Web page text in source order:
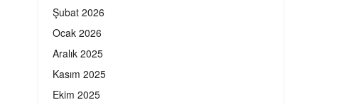
Şubat 2026
Ocak 2026
Aralık 2025
Kasım 2025
Ekim 2025